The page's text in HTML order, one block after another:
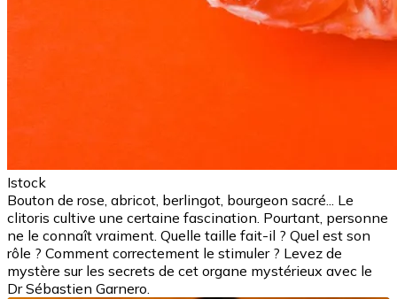
Istock
Bouton de rose, abricot, berlingot, bourgeon sacré... Le
clitoris cultive une certaine fascination. Pourtant, personne
ne le connaît vraiment. Quelle taille fait-il ? Quel est son
rôle ? Comment correctement le stimuler ? Levez de
mystère sur les secrets de cet organe mystérieux avec le
Dr Sébastien Garnero.